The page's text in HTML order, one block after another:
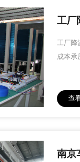
工厂
工厂降
成本承
查
南京